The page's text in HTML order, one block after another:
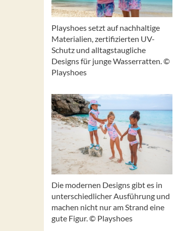
Playshoes setzt auf nachhaltige
Materialien, zertifizierten UV-
Schutz und alltagstaugliche
Designs für junge Wasserratten. ©
Playshoes
Die modernen Designs gibt es in
unterschiedlicher Ausführung und
machen nicht nur am Strand eine
gute Figur. © Playshoes